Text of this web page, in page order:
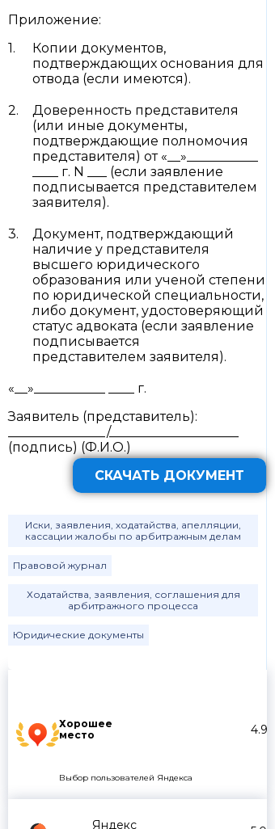
Хорошее
место
4.9
Выбор пользователей Яндекса
Яндекс
Приложение:
Копии документов,
подтверждающих основания для
отвода (если имеются).
Доверенность представителя
(или иные документы,
подтверждающие полномочия
представителя) от «__»___________
____ г. N ___ (если заявление
подписывается представителем
заявителя).
Документ, подтверждающий
наличие у представителя
высшего юридического
образования или ученой степени
по юридической специальности,
либо документ, удостоверяющий
статус адвоката (если заявление
подписывается
представителем заявителя).
«__»___________ ____ г.
Заявитель (представитель):
_______________/____________________
(подпись) (Ф.И.О.)
СКАЧАТЬ ДОКУМЕНТ
Иски, заявления, ходатайства, апелляции,
кассации жалобы по арбитражным делам
Правовой журнал
Ходатайства, заявления, соглашения для
арбитражного процесса
Юридические документы